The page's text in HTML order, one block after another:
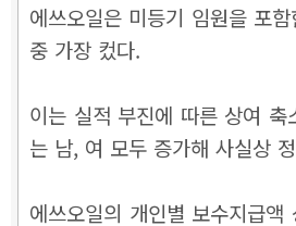
에쓰오일은 미등기 임원을 포
중 가장 컸다.
이는 실적 부진에 따른 상여
는 남, 여 모두 증가해 사실상
에쓰오일의 개인별 보수지급